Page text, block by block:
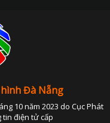
Đà Nẵng
10 năm 2023 do Cục Phát
điện tử cấp